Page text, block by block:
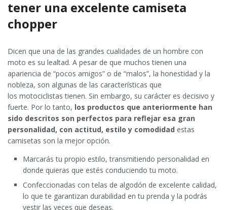
tener una excelente camiseta
chopper
Dicen que una de las grandes cualidades de un hombre con
moto es su lealtad. A pesar de que muchos tienen una
apariencia de “pocos amigos” o de “malos”, la honestidad y la
nobleza, son algunas de las características que
los motociclistas tienen. Sin embargo, su carácter es decisivo y
fuerte. Por lo tanto, los productos que anteriormente han
sido descritos son perfectos para reflejar esa gran
personalidad, con actitud, estilo y comodidad estas
camisetas son la mejor opción.
Marcarás tu propio estilo, transmitiendo personalidad en
donde quieras que estés conduciendo tu moto.
Confeccionadas con telas de algodón de excelente calidad,
lo que te garantizan durabilidad en tu prenda y la podrás
vestir las veces que deseas.